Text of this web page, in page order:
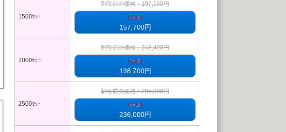
1500ｾｯﾄ
割引前の価格：197,100円
157,700円
2000ｾｯﾄ
割引前の価格：248,400円
198,700円
2500ｾｯﾄ
割引前の価格：295,000円
236,000円